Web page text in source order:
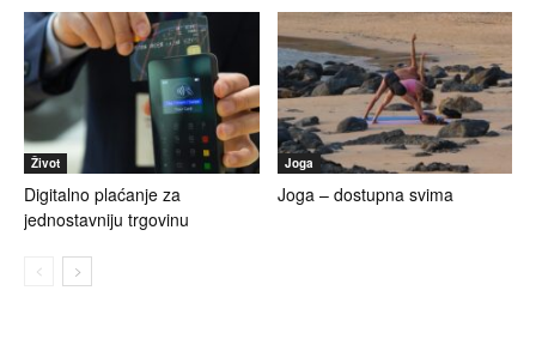
Život
Digitalno plaćanje za
jednostavniju trgovinu
Joga
Joga – dostupna svima